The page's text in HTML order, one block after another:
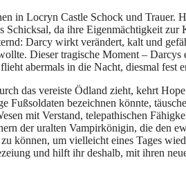
in Locryn Castle Schock und Trauer.
da ihre Eigenmächtigkeit
Darcy wirkt verändert, kalt und
Dieser tragische Moment –
abermals in die Nacht, diesmal fest
das vereiste Ödland zieht, kehrt
bezeichnen könnte,
mit Verstand, telepathischen
der uralten Vampirkönigin, die den
um vielleicht eines Tages
und hilft ihr deshalb, mit ihren